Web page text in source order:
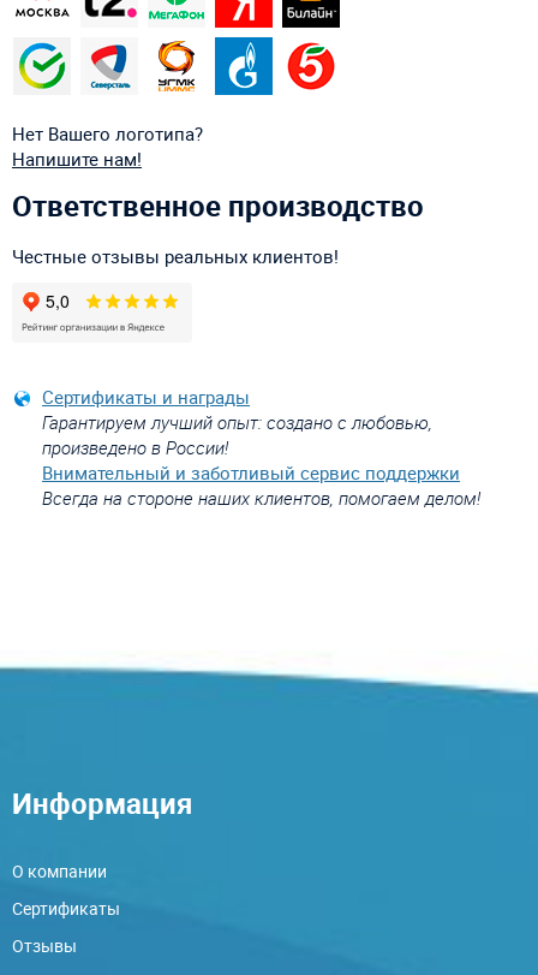
Нет Вашего логотипа?
Напишите нам!
Ответственное производство
Честные отзывы реальных клиентов!
Сертификаты и награды
Гарантируем лучший опыт: создано с любовью,
произведено в России!
Внимательный и заботливый сервис поддержки
Всегда на стороне наших клиентов, помогаем делом!
Информация
О компании
Сертификаты
Отзывы